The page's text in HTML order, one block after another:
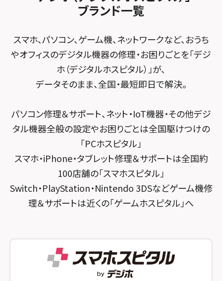
スマホスピタル 小田原
スマホスピタル たまプラーザ駅前
スマホスピタル 登戸・向ヶ丘遊園
スマホスピタル 武蔵小杉
スマホスピタル横浜駅前
スマホスピタル横浜関内
スマホスピタル テルル上大岡
スマホスピタル テルル松戸五香
スマホスピタル テルル宮野木
スマホスピタル千葉
スマホスピタル 大森
スマホスピタル練馬
スマホスピタル 神田
スマホスピタル三軒茶屋
スマホスピタル秋葉原
スマホスピタル 自由が丘
スマホスピタルオリナス錦糸町
スマホスピタル春日井勝川
スマホスピタル東大阪ロンモール布施
スマホスピタル堺
スマホスピタル 堺出張所
スマホスピタル京都河原町
スマホスピタル宇治槙島
スマホスピタル烏丸
スマホスピタル 京都宇治
スマホスピタル 福知山
スマホスピタル神戸三宮
スマホスピタル by デジホ 姫路キャスパ
スマホスピタル伊丹
MacBook修理メニュー
FCNTスマートフォン修理ブランド一覧
スマホ、パソコン、ゲーム機、ネットワークなど、おうち
やオフィスのデジタル機器の修理・お困りごとを「デジ
ホ（デジタルホスピタル）」が、
データそのまま、全国・最短即日で解決。
パソコン修理＆サポート、ネット・IoT機器・その他デジ
タル機器全般の設定やお困りごとは全国駆けつけの
「PCホスピタル」
スマホ・iPhone・タブレット修理＆サポートは全国約
100店舗の「スマホスピタル」
Switch・PlayStation・Nintendo 3DSなどゲーム機修
理＆サポートは近くの「ゲームホスピタル」へ